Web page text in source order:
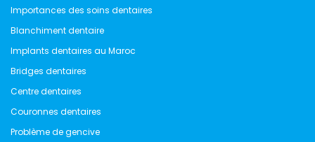
Importances des soins dentaires
Blanchiment dentaire
Implants dentaires au Maroc
Bridges dentaires
Centre dentaires
Couronnes dentaires
Problème de gencive